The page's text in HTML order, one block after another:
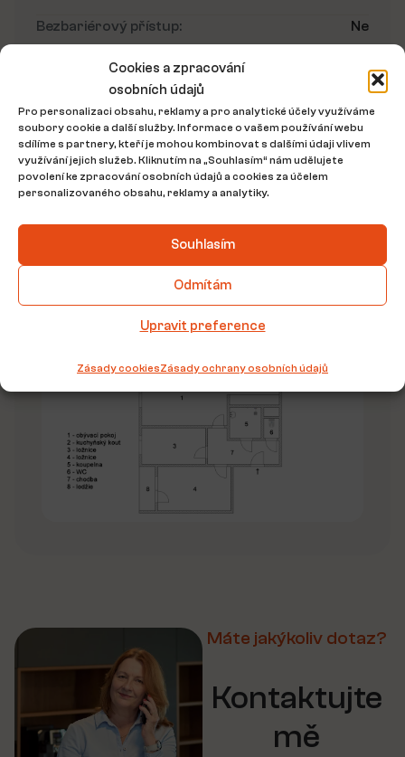
Cookies a zpracování
osobních údajů
Pro personalizaci obsahu, reklamy a pro analytické účely využíváme
soubory cookie a další služby. Informace o vašem používání webu
sdílíme s partnery, kteří je mohou kombinovat s dalšími údaji vlivem
využívání jejich služeb. Kliknutím na „Souhlasím“ nám udělujete
povolení ke zpracování osobních údajů a cookies za účelem
personalizovaného obsahu, reklamy a analytiky.
Souhlasím
Odmítám
Upravit preference
Zásady cookiesZásady ochrany osobních údajů
Bezbariérový přístup: Ne
Umístění nemovitosti
Půdorys nemovitosti
Máte jakýkoliv dotaz?
Kontaktujte
mě